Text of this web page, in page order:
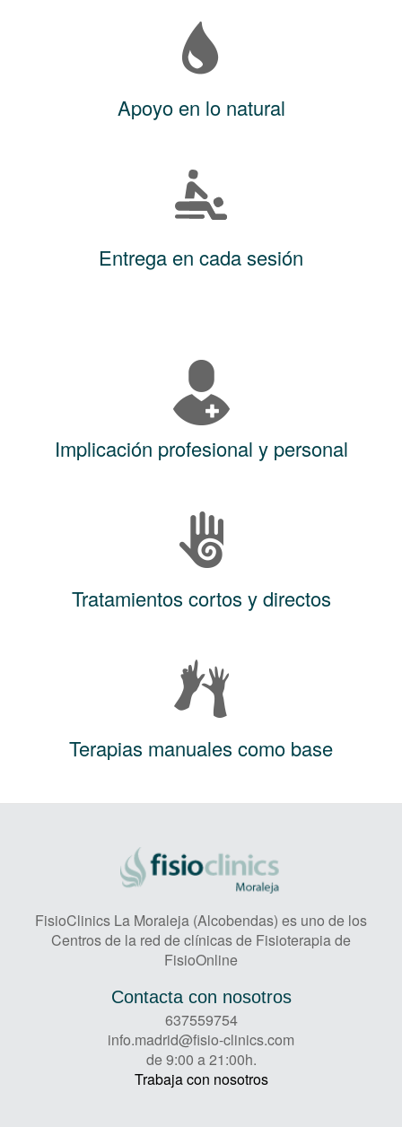
Apoyo en lo natural
Entrega en cada sesión
Implicación profesional y personal
Tratamientos cortos y directos
Terapias manuales como base
FisioClinics La Moraleja (Alcobendas) es uno de los
Centros de la red de clínicas de Fisioterapia de
FisioOnline
Contacta con nosotros
637559754
info.madrid@fisio-clinics.com
de 9:00 a 21:00h.
Trabaja con nosotros